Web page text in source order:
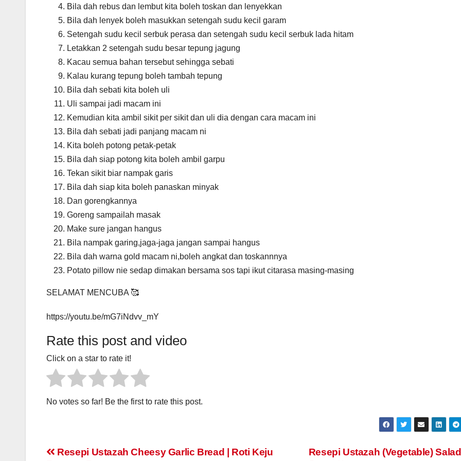
Bila dah rebus dan lembut kita boleh toskan dan lenyekkan
Bila dah lenyek boleh masukkan setengah sudu kecil garam
Setengah sudu kecil serbuk perasa dan setengah sudu kecil serbuk lada hitam
Letakkan 2 setengah sudu besar tepung jagung
Kacau semua bahan tersebut sehingga sebati
Kalau kurang tepung boleh tambah tepung
Bila dah sebati kita boleh uli
Uli sampai jadi macam ini
Kemudian kita ambil sikit per sikit dan uli dia dengan cara macam ini
Bila dah sebati jadi panjang macam ni
Kita boleh potong petak-petak
Bila dah siap potong kita boleh ambil garpu
Tekan sikit biar nampak garis
Bila dah siap kita boleh panaskan minyak
Dan gorengkannya
Goreng sampailah masak
Make sure jangan hangus
Bila nampak garing,jaga-jaga jangan sampai hangus
Bila dah warna gold macam ni,boleh angkat dan toskannnya
Potato pillow nie sedap dimakan bersama sos tapi ikut citarasa masing-masing
SELAMAT MENCUBA 🥰
https://youtu.be/mG7iNdvv_mY
Rate this post and video
Click on a star to rate it!
No votes so far! Be the first to rate this post.
Post
Resepi Ustazah (Vegetable) Salad
Resepi Ustazah Cheesy Garlic Bread | Roti Keju